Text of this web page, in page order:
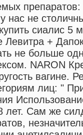
препаратов:
нас не
сиалис 5
+
не больше
NARON
вагине.
лиц: "
лет. Сам же